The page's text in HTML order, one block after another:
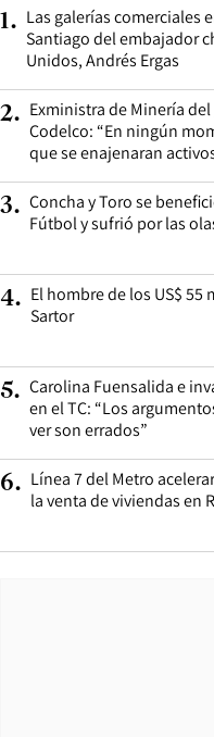
1. Las galerías comerciales
Santiago del embajador
Unidos, Andrés Ergas
2. Exministra de Minería
Codelco: “En ningún
que se enajenaran
3. Concha y Toro se
Fútbol y sufrió por las
4. El hombre de los US$ 55
Sartor
5. Carolina Fuensalida e
en el TC: “Los
ver son errados”
6. Línea 7 del Metro
la venta de viviendas en